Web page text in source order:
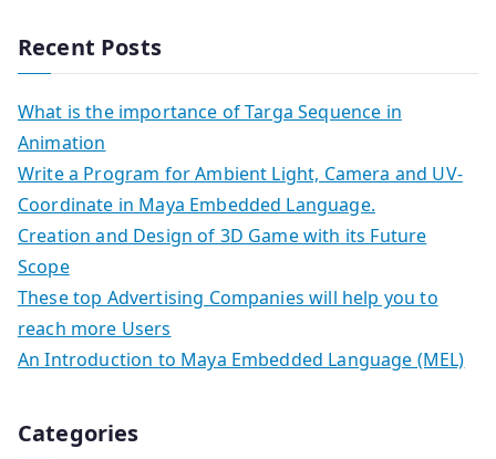
Recent Posts
What is the importance of Targa Sequence in
Animation
Write a Program for Ambient Light, Camera and UV-
Coordinate in Maya Embedded Language.
Creation and Design of 3D Game with its Future
Scope
These top Advertising Companies will help you to
reach more Users
An Introduction to Maya Embedded Language (MEL)
Categories